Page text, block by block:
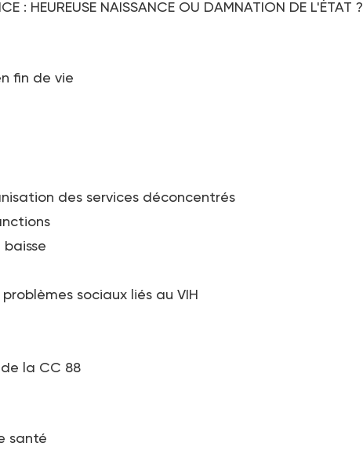
: HEUREUSE NAISSANCE OU DAMNATION DE L'ÉTAT ?
fin de vie
des services déconcentrés
sociaux liés au VIH
la CC 88
santé